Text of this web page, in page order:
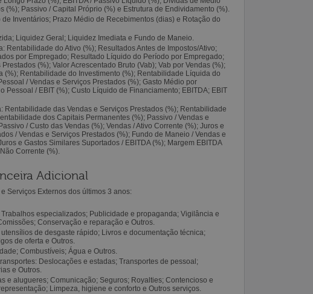
(%); Passivo / Capital Próprio (%) e Estrutura de Endividamento (%).
Inventários; Prazo Médio de Recebimentos (dias) e Rotação do
Liquidez Geral; Liquidez Imediata e Fundo de Maneio.
Rentabilidade do Ativo (%); Resultados Antes de Impostos/Ativo;
por Empregado; Resultado Líquido do Período por Empregado;
(%); Valor Acrescentado Bruto (Vab); Vab por Vendas (%);
(%); Rentabilidade do Investimento (%); Rentabilidade Líquida do
/ Vendas e Serviços Prestados (%); Gasto Médio por
Pessoal / EBIT (%); Custo Líquido de Financiamento; EBITDA; EBIT
Rentabilidade das Vendas e Serviços Prestados (%); Rentabilidade
dos Capitais Permanentes (%); Passivo / Vendas e
/ Custo das Vendas (%); Vendas / Ativo Corrente (%); Juros e
/ Vendas e Serviços Prestados (%); Fundo de Maneio / Vendas e
e Gastos Similares Suportados / EBITDA (%); Margem EBITDA
Corrente (%).
Adicional
Serviços Externos dos últimos 3 anos:
especializados; Publicidade e propaganda; Vigilância e
Conservação e reparação e Outros.
de desgaste rápido; Livros e documentação técnica;
de oferta e Outros.
Combustíveis; Água e Outros.
Deslocações e estadas; Transportes de pessoal;
e Outros.
e alugueres; Comunicação; Seguros; Royalties; Contencioso e
Limpeza, higiene e conforto e Outros serviços.